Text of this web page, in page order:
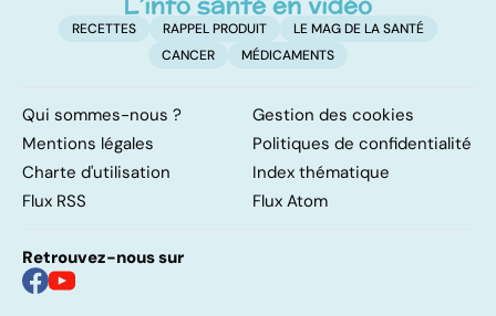
RECETTES RAPPEL PRODUIT
LE MAG DE LA SANTÉ
CANCER
MÉDICAMENTS
Qui sommes-nous ?
Gestion des cookies
Mentions légales
Politiques de confidentialité
Charte d'utilisation
Index thématique
Flux RSS
Flux Atom
Retrouvez-nous sur